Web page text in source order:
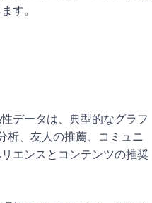
す。
データは、典型的なグラフ
、友人の推薦、コミュニ
エンスとコンテンツの推奨